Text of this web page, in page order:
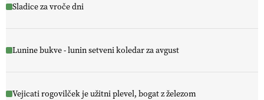
Sladice za vroče dni
Lunine bukve - lunin setveni koledar za avgust
Vejicati rogovilček je užitni plevel, bogat z železom